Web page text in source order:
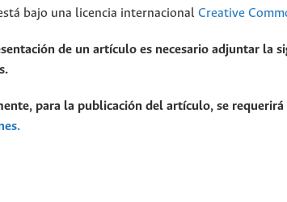
bajo una licencia internacional Creative
de un artículo es necesario adjuntar la
para la publicación del artículo, se